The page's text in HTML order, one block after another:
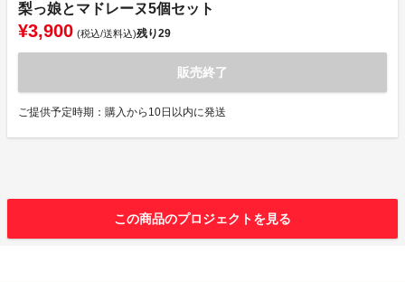
梨っ娘とマドレーヌ5個セット
¥3,900 (税込/送料込)残り29
販売終了
ご提供予定時期：購入から10日以内に発送
この商品のプロジェクトを見る